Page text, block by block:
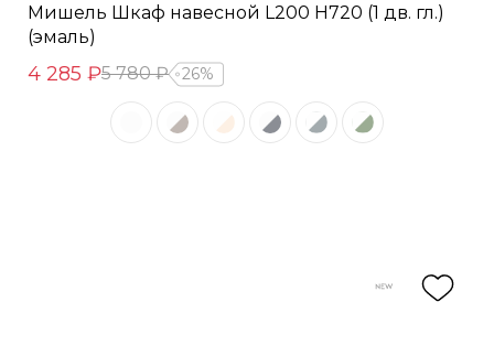
Мишель Шкаф навесной L200 Н720 (1 дв. гл.)
(эмаль)
4 285 ₽5 780 ₽ 26%